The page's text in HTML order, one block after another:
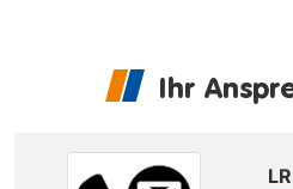
Ihr